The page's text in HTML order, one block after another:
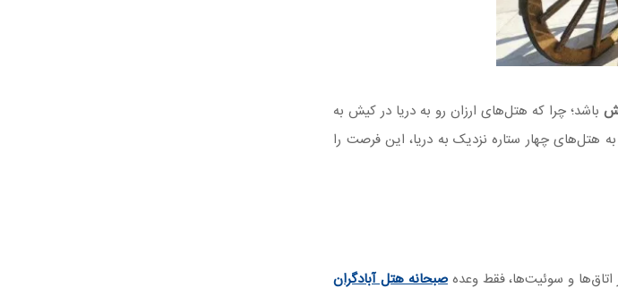
باشد؛ چرا که هتل‌های ارزان رو به دریا در کیش به
هتل‌های چهار ستاره نزدیک به دریا، این فرصت را
اتاق‌ها و سوئیت‌ها، فقط وعدهصبحانه هتل آبادگران